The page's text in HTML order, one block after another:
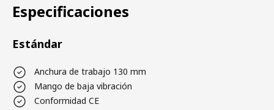
Especificaciones
Estándar
Anchura de trabajo 130 mm
Mango de baja vibración
Conformidad CE